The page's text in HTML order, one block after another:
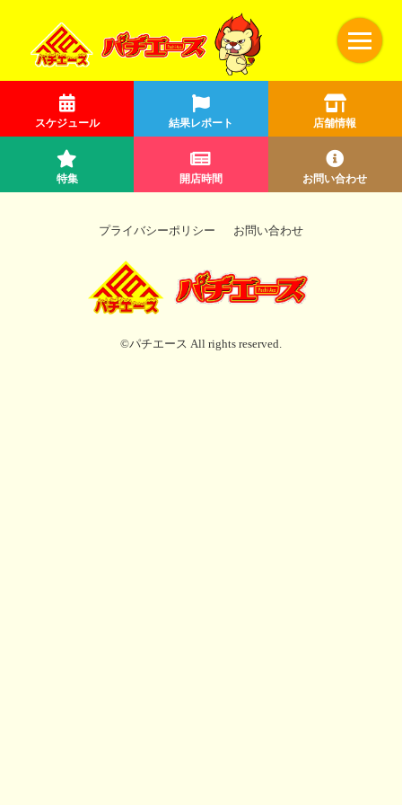
スケジュール 結果レポート 店舗情報
特集 開店時間 お問い合わせ
プライバシーポリシー お問い合わせ
©パチエース All rights reserved.